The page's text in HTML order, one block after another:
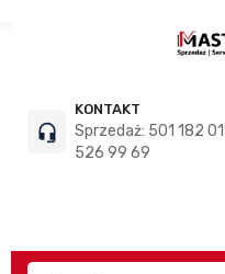
headset_mic
KONTAKT
Sprzedaż: 501 182
526 99 69